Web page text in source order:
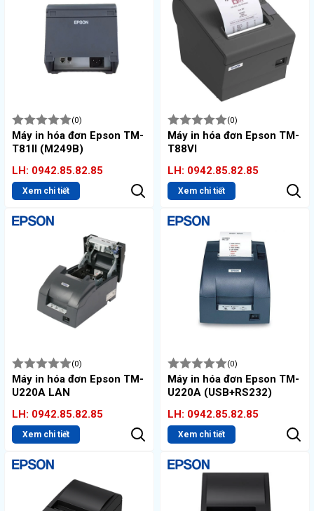
(0)
Máy in hóa đơn Epson TM-
T81II (M249B)
LH: 0942.85.82.85
Xem chi tiết
(0)
Máy in hóa đơn Epson TM-
T88VI
LH: 0942.85.82.85
Xem chi tiết
(0)
Máy in hóa đơn Epson TM-
U220A LAN
LH: 0942.85.82.85
Xem chi tiết
(0)
Máy in hóa đơn Epson TM-
U220A (USB+RS232)
LH: 0942.85.82.85
Xem chi tiết